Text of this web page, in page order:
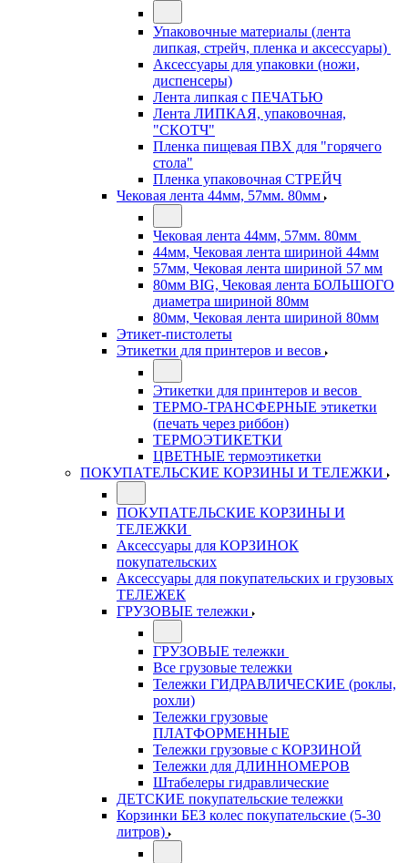
Упаковочные материалы (лента
липкая, стрейч, пленка и аксессуары)
Аксессуары для упаковки (ножи,
диспенсеры)
Лента липкая с ПЕЧАТЬЮ
Лента ЛИПКАЯ, упаковочная,
"СКОТЧ"
Пленка пищевая ПВХ для "горячего
стола"
Пленка упаковочная СТРЕЙЧ
Чековая лента 44мм, 57мм. 80мм
Чековая лента 44мм, 57мм. 80мм
44мм, Чековая лента шириной 44мм
57мм, Чековая лента шириной 57 мм
80мм BIG, Чековая лента БОЛЬШОГО
диаметра шириной 80мм
80мм, Чековая лента шириной 80мм
Этикет-пистолеты
Этикетки для принтеров и весов
Этикетки для принтеров и весов
ТЕРМО-ТРАНСФЕРНЫЕ этикетки
(печать через риббон)
ТЕРМОЭТИКЕТКИ
ЦВЕТНЫЕ термоэтикетки
ПОКУПАТЕЛЬСКИЕ КОРЗИНЫ И ТЕЛЕЖКИ
ПОКУПАТЕЛЬСКИЕ КОРЗИНЫ И
ТЕЛЕЖКИ
Аксессуары для КОРЗИНОК
покупательских
Аксессуары для покупательских и грузовых
ТЕЛЕЖЕК
ГРУЗОВЫЕ тележки
ГРУЗОВЫЕ тележки
Все грузовые тележки
Тележки ГИДРАВЛИЧЕСКИЕ (роклы,
рохли)
Тележки грузовые
ПЛАТФОРМЕННЫЕ
Тележки грузовые с КОРЗИНОЙ
Тележки для ДЛИННОМЕРОВ
Штабелеры гидравлические
ДЕТСКИЕ покупательские тележки
Корзинки БЕЗ колес покупательские (5-30
литров)